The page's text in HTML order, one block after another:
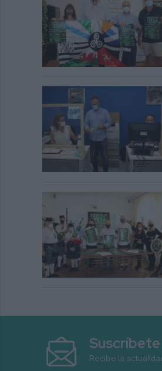
Recibe la